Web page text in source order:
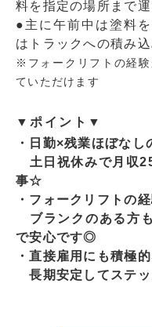
料を指定の場所まで運
●主に午前中は塗料
はトラックへの積み込
※フォークリフトの経
ていただけます
▼ポイント▼
・日勤×残業ほぼなし
土日祝休みで月収
事☆
・フォークリフトの
ブランクのある方
で安心です◎
・直接雇用にも積極
長期安定してステッ